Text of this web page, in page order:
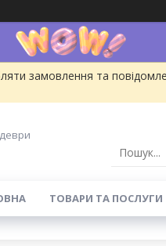
замовлення та
ТОВАРИ ТА ПОСЛУГИ